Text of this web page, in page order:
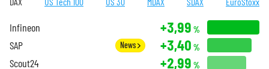
Infineon +3,99 %
SAP News +3,40 %
Scout24 +2,99 %